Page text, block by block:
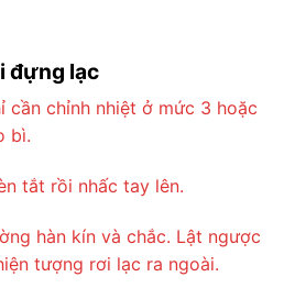
đựng lạc
chỉnh nhiệt ở mức 3 hoặc
bì.
tắt rồi nhấc tay lên.
hàn kín và chắc. Lật ngược
tượng rơi lạc ra ngoài.